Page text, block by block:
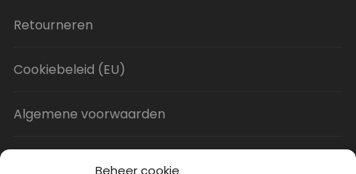
Beheer cookie
Retourneren
Cookiebeleid (EU)
Algemene voorwaarden